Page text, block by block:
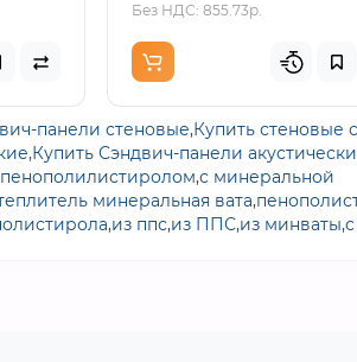
Без НДС: 855.73р.
панели стеновые,Купить стеновые
,Купить Сэндвич-панели
,с минеральной
минеральная вата,
,из ппс,из ППС,из минваты,